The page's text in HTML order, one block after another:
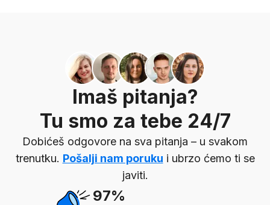
Imaš pitanja?
Tu smo za tebe 24/7
Dobićeš odgovore na sva pitanja – u svakom
trenutku. Pošalji nam poruku i ubrzo ćemo ti se
javiti.
97%